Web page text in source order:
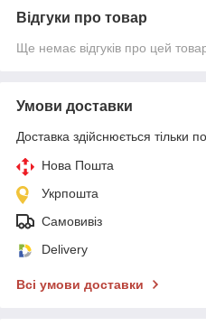
Відгуки про товар
Ще немає відгуків про цей
Умови доставки
Доставка здійснюється тільки
Нова Пошта
Укрпошта
Самовивіз
Delivery
Всі умови доставки